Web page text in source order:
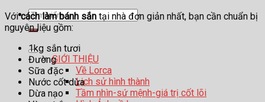
Tìm
kiếm:
GIỚI THIỆU
Về Lorca
Lịch sử hình thành
Tầm nhìn-sứ mệnh-giá trị cốt lõi
Vớicách làm bánh sắn tại nhà đơn giản nhất, bạn cần chuẩn bị
nguyên liệu gồm:
1kg sắn tươi
Đường
Sữa đặc
Nước cốt dừa
Dừa nạo